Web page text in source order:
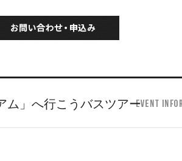
ム」へ行こうバスツアー